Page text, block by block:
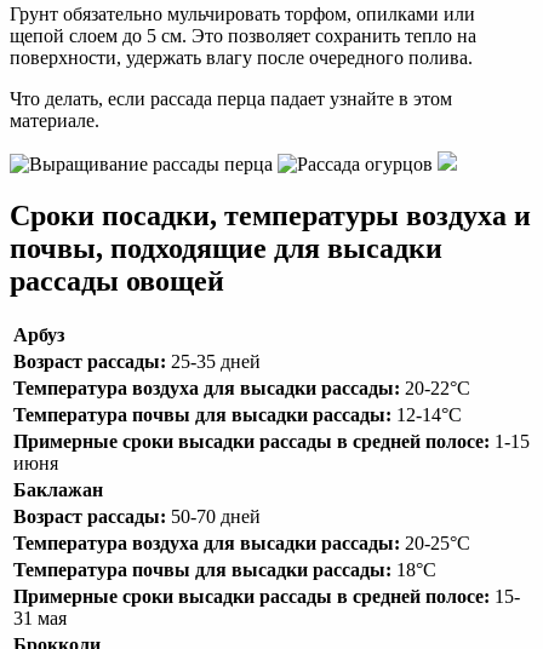
Грунт обязательно мульчировать торфом, опилками или
щепой слоем до 5 см. Это позволяет сохранить тепло на
поверхности, удержать влагу после очередного полива.
Что делать, если рассада перца падает узнайте в этом
материале.
Сроки посадки, температуры воздуха и
почвы, подходящие для высадки
рассады овощей
Арбуз
Возраст рассады: 25-35 дней
Температура воздуха для высадки рассады: 20-22°С
Температура почвы для высадки рассады: 12-14°С
Примерные сроки высадки рассады в средней полосе: 1-15
июня
Баклажан
Возраст рассады: 50-70 дней
Температура воздуха для высадки рассады: 20-25°С
Температура почвы для высадки рассады: 18°С
Примерные сроки высадки рассады в средней полосе: 15-
31 мая